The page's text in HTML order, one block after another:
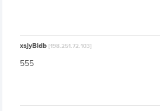
xsjyBldb[198.251.72.103]
555